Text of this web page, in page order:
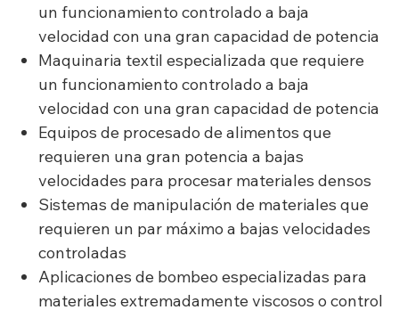
un funcionamiento controlado a baja
velocidad con una gran capacidad de potencia
Maquinaria textil especializada que requiere
un funcionamiento controlado a baja
velocidad con una gran capacidad de potencia
Equipos de procesado de alimentos que
requieren una gran potencia a bajas
velocidades para procesar materiales densos
Sistemas de manipulación de materiales que
requieren un par máximo a bajas velocidades
controladas
Aplicaciones de bombeo especializadas para
materiales extremadamente viscosos o control